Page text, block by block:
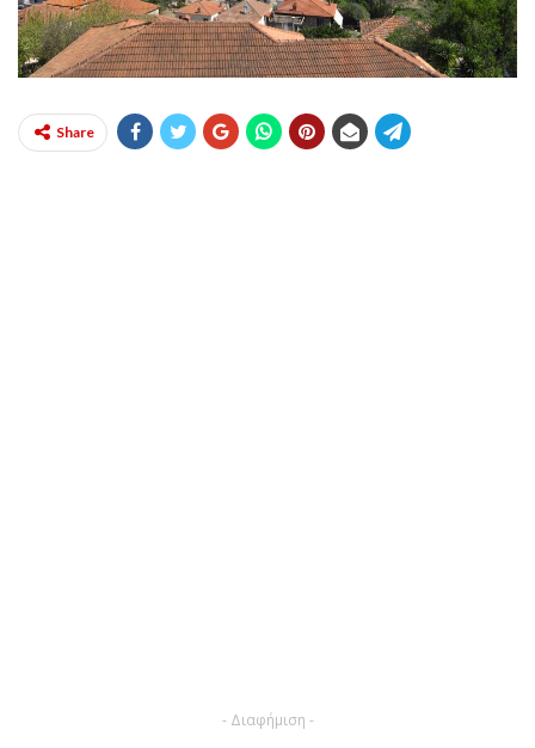
Share
- Διαφήμιση -